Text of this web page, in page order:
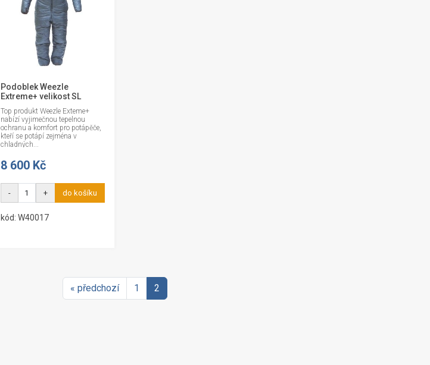
Podoblek Weezle
Extreme+ velikost SL
Top produkt Weezle Exteme+
nabízí vyjimečnou tepelnou
ochranu a komfort pro potápěče,
kteří se potápí zejména v
chladných...
8 600 Kč
- + do košíku
kód: W40017
« předchozí 1 2